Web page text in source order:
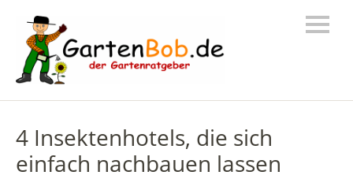
4 Insektenhotels, die sich
einfach nachbauen lassen